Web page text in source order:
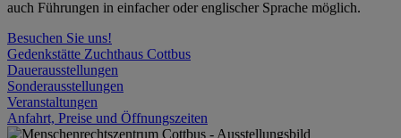
auch Führungen in einfacher oder englischer Sprache möglich.
Besuchen Sie uns!
Gedenkstätte Zuchthaus Cottbus
Dauerausstellungen
Sonderausstellungen
Veranstaltungen
Anfahrt, Preise und Öffnungszeiten